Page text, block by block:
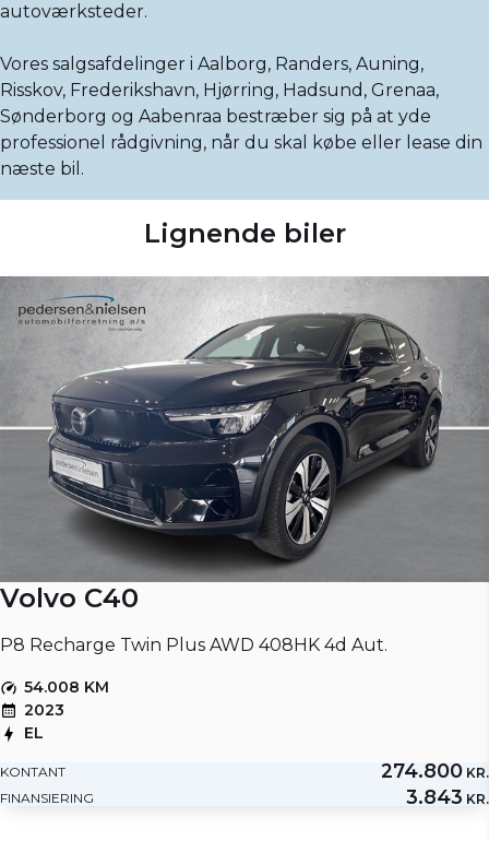
autoværksteder.
Vores salgsafdelinger i Aalborg, Randers, Auning,
Risskov, Frederikshavn, Hjørring, Hadsund, Grenaa,
Sønderborg og Aabenraa bestræber sig på at yde
professionel rådgivning, når du skal købe eller lease din
næste bil.
Lignende biler
Volvo C40
P8 Recharge Twin Plus AWD 408HK 4d Aut.
54.008 KM
2023
EL
KONTANT 274.800 KR.
FINANSIERING
3.843 KR.